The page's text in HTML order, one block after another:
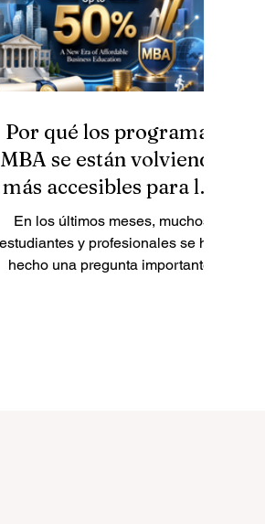
Por qué los programas
MBA se están volviendo
más accesibles para los
estudiantes
En los últimos meses, muchos
estudiantes y profesionales se han
hecho una pregunta importante: